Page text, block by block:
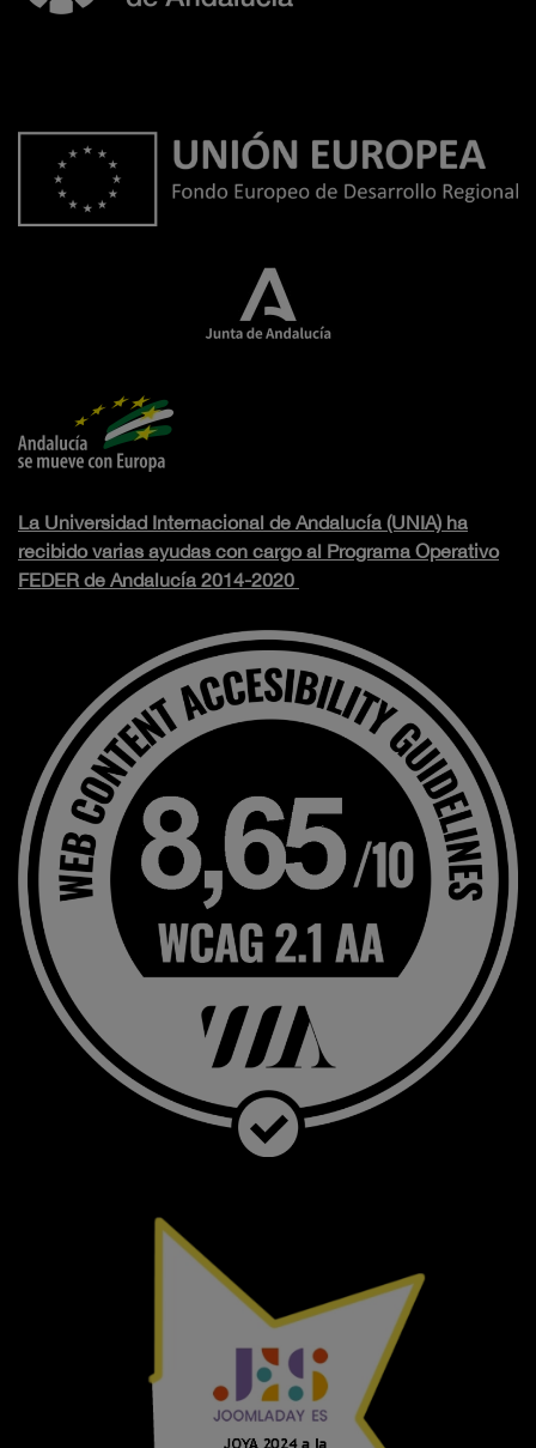
La Universidad Internacional de Andalucía (UNIA) ha
recibido varias ayudas con cargo al Programa Operativo
FEDER de Andalucía 2014-2020